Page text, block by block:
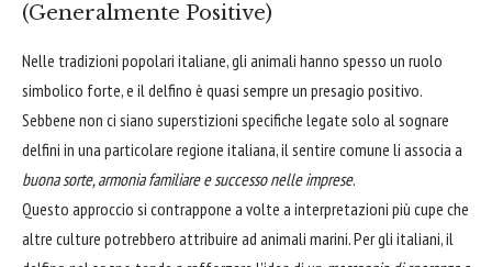
(Generalmente Positive)
Nelle tradizioni popolari italiane, gli animali hanno spesso un ruolo
simbolico forte, e il delfino è quasi sempre un presagio positivo.
Sebbene non ci siano superstizioni specifiche legate solo al sognare
delfini in una particolare regione italiana, il sentire comune li associa a
buona sorte, armonia familiare e successo nelle imprese.
Questo approccio si contrappone a volte a interpretazioni più cupe che
altre culture potrebbero attribuire ad animali marini. Per gli italiani, il